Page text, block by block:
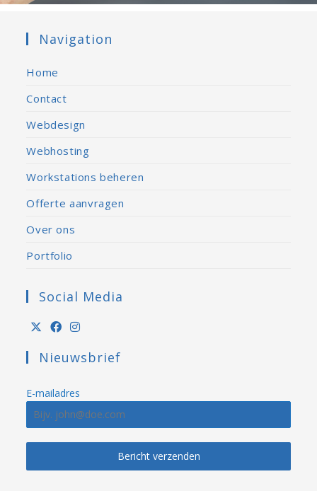
Navigation
Home
Contact
Webdesign
Webhosting
Workstations beheren
Offerte aanvragen
Over ons
Portfolio
Social Media
Nieuwsbrief
E-mailadres
Bericht verzenden